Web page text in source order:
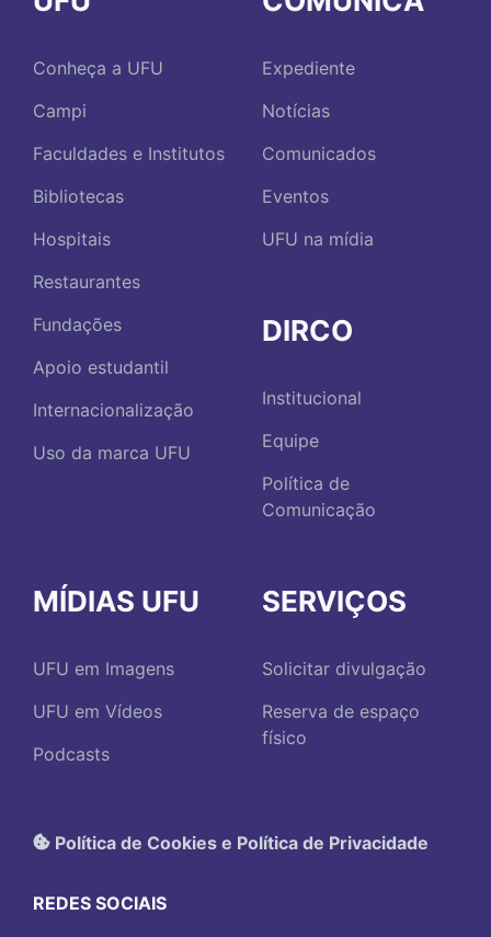
Conheça a UFU
Campi
Faculdades e Institutos
Bibliotecas
Hospitais
Restaurantes
Fundações
Apoio estudantil
Internacionalização
Uso da marca UFU
Expediente
Notícias
Comunicados
Eventos
UFU na mídia
DIRCO
Institucional
Equipe
Política de
Comunicação
MÍDIAS UFU
UFU em Imagens
UFU em Vídeos
Podcasts
SERVIÇOS
Solicitar divulgação
Reserva de espaço
físico
Política de Cookies e Política de Privacidade
REDES SOCIAIS